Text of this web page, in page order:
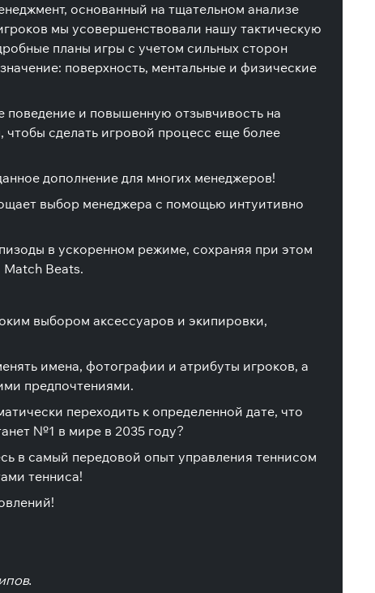
основанный на тщательном анализе
мы усовершенствовали нашу тактическую
планы игры с учетом сильных сторон
поверхность, ментальные и физические
поведение и повышенную отзывчивость на
сделать игровой процесс еще более
дополнение для многих менеджеров!
выбор менеджера с помощью интуитивно
в ускоренном режиме, сохраняя при этом
Match Beats.
выбором аксессуаров и экипировки,
имена, фотографии и атрибуты игроков, а
предпочтениями.
переходить к определенной дате, что
№1 в мире в 2035 году?
в самый передовой опыт управления теннисом
тенниса!